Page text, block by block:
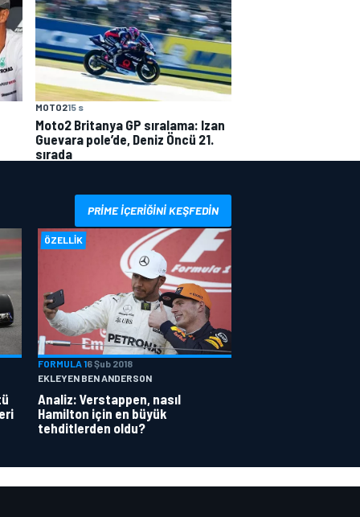
MOTO215 s
Moto2 Britanya GP sıralama: Izan
Guevara pole’de, Deniz Öncü 21.
sırada
PRIME IÇERIĞINI KEŞFEDIN
ÖZELLIK
FORMULA 16 Şub 2018
EKLEYEN BEN ANDERSON
Analiz: Verstappen, nasıl
Hamilton için en büyük
tehditlerden oldu?